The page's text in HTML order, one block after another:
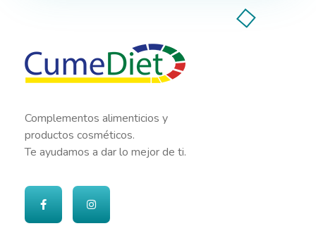
Complementos alimenticios y
productos cosméticos.
Te ayudamos a dar lo mejor de ti.